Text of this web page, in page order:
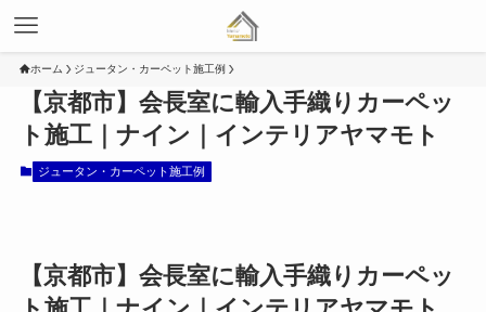
ホーム ジュータン・カーペット施工例
【京都市】会長室に輸入手織りカーペッ
ト施工｜ナイン｜インテリアヤマモト
ジュータン・カーペット施工例
【京都市】会長室に輸入手織りカーペッ